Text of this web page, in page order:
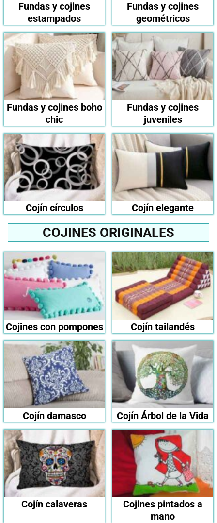
Fundas y cojines
estampados
Fundas y cojines
geométricos
Fundas y cojines boho
chic
Fundas y cojines
juveniles
Cojín círculos Cojín elegante
COJINES ORIGINALES
Cojines con pompones Cojín tailandés
Cojín damasco Cojín Árbol de la Vida
Cojín calaveras
Cojines pintados a
mano